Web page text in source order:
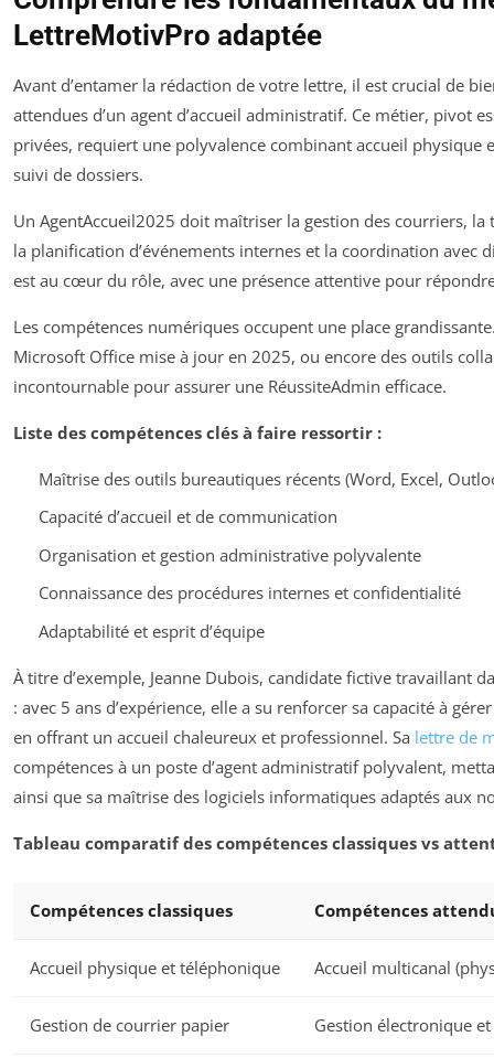
LettreMotivPro adaptée
Avant d’entamer la rédaction de votre lettre, il est crucial de
attendues d’un agent d’accueil administratif. Ce métier, pivot
privées, requiert une polyvalence combinant accueil
suivi de dossiers.
Un AgentAccueil2025 doit maîtriser la gestion des courriers, la
la planification d’événements internes et la coordination avec
est au cœur du rôle, avec une présence attentive pour
Les compétences numériques occupent une place
Microsoft Office mise à jour en 2025, ou encore des outils
incontournable pour assurer une RéussiteAdmin efficace.
Liste des compétences clés à faire ressortir :
Maîtrise des outils bureautiques récents (Word, Excel,
Capacité d’accueil et de communication
Organisation et gestion administrative polyvalente
Connaissance des procédures internes et confidentialité
Adaptabilité et esprit d’équipe
À titre d’exemple, Jeanne Dubois, candidate fictive travaillant
: avec 5 ans d’expérience, elle a su renforcer sa capacité à
en offrant un accueil chaleureux et professionnel. Sa lettre de
compétences à un poste d’agent administratif polyvalent,
ainsi que sa maîtrise des logiciels informatiques adaptés aux
Tableau comparatif des compétences classiques vs
Compétences classiques Compétences
Accueil physique et téléphonique Accueil multicanal
Gestion de courrier papier Gestion électronique